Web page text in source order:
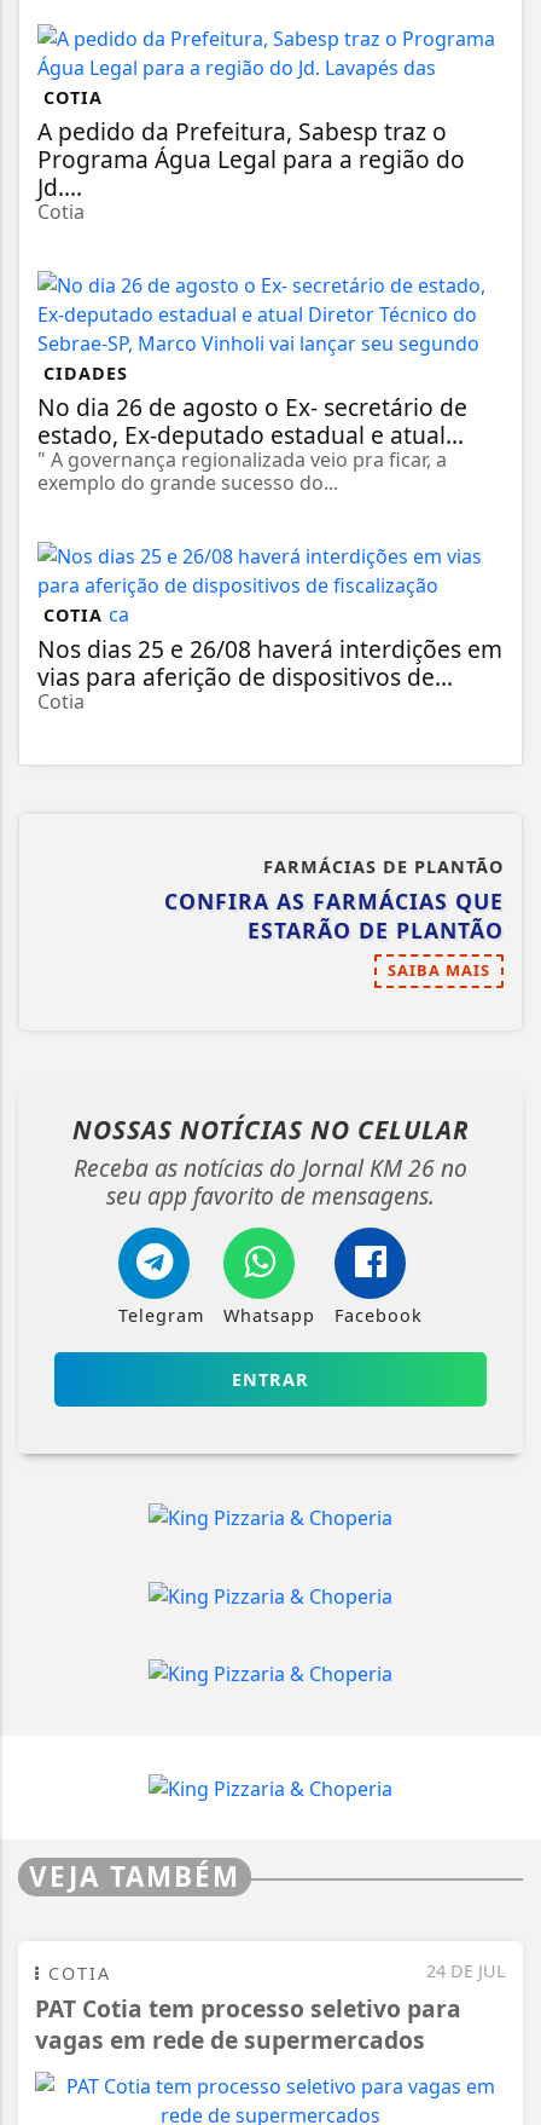
COTIA
A pedido da Prefeitura, Sabesp traz o
Programa Água Legal para a região do
Jd....
Cotia
CIDADES
No dia 26 de agosto o Ex- secretário de
estado, Ex-deputado estadual e atual...
" A governança regionalizada veio pra ficar, a
exemplo do grande sucesso do...
COTIA
Nos dias 25 e 26/08 haverá interdições em
vias para aferição de dispositivos de...
Cotia
FARMÁCIAS DE PLANTÃO
CONFIRA AS FARMÁCIAS QUE
ESTARÃO DE PLANTÃO
SAIBA MAIS
NOSSAS NOTÍCIAS NO CELULAR
Receba as notícias do Jornal KM 26 no
seu app favorito de mensagens.
Telegram Whatsapp Facebook
ENTRAR
VEJA TAMBÉM
24 DE JUL
COTIA
PAT Cotia tem processo seletivo para
vagas em rede de supermercados